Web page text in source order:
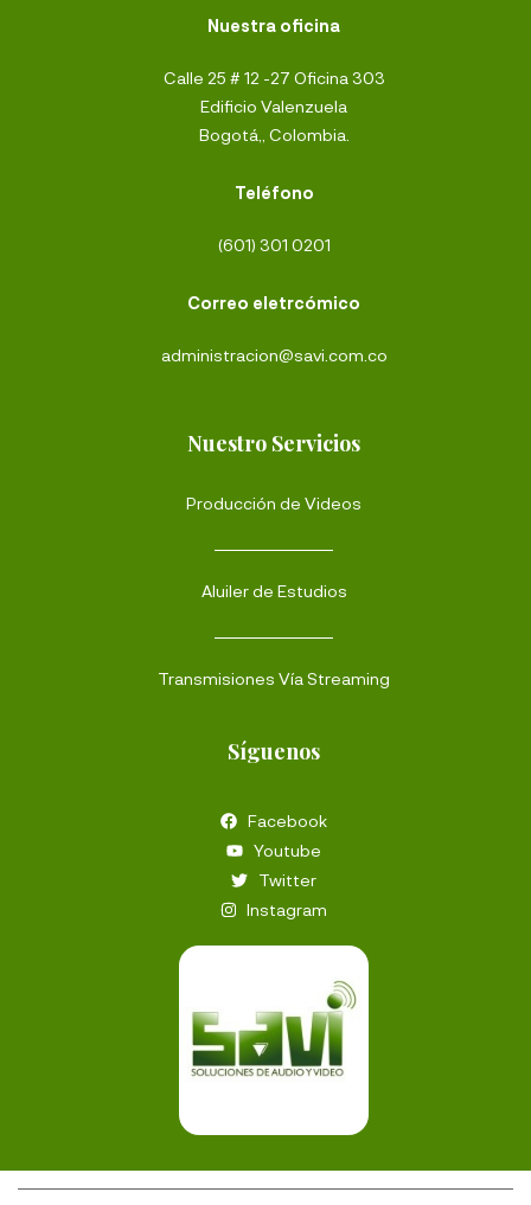
Nuestra oficina
Calle 25 # 12 -27 Oficina 303
Edificio Valenzuela
Bogotá,, Colombia.
Teléfono
(601) 301 0201
Correo eletrcómico
administracion@savi.com.co
Nuestro Servicios
Producción de Videos
Aluiler de Estudios
Transmisiones Vía Streaming
Síguenos
Facebook
Youtube
Twitter
Instagram